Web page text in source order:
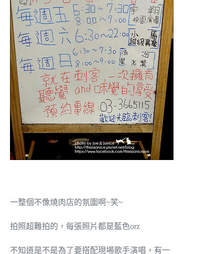
一整個不像燒肉店的氛圍啊~笑~
拍照超難拍的，每張照片都是藍色orz
不知道是不是為了要搭配現場歌手演唱，有一